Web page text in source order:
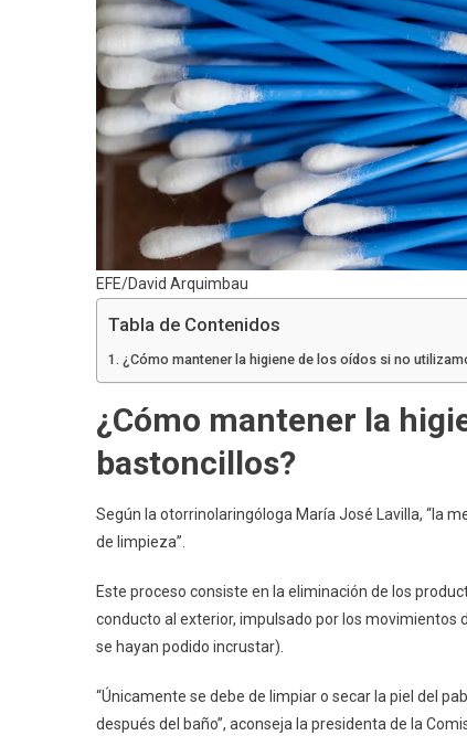
EFE/David Arquimbau
Tabla de Contenidos
¿Cómo mantener la higiene de los oídos si no
¿Cómo mantener la
bastoncillos?
Según la otorrinolaringóloga María José Lavilla, “la
de limpieza”.
Este proceso consiste en la eliminación de los
conducto al exterior, impulsado por los movimientos
se hayan podido incrustar).
“Únicamente se debe de limpiar o secar la piel del
después del baño”, aconseja la presidenta de la